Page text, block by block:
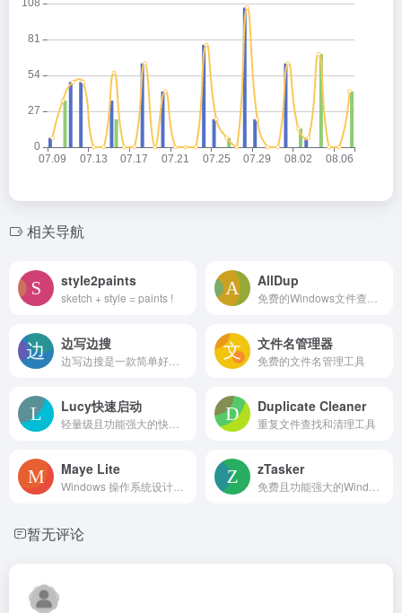
相关导航
style2paints
sketch + style = paints !
AllDup
边写边搜 文件名管理器
免费的文件名管理工具
Lucy快速启动 Duplicate Cleaner
重复文件查找和清理工具
Maye Lite zTasker
暂无评论